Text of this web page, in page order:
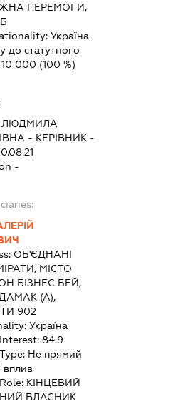
ПЕРЕМОГИ,
Україна
до статутного
10 000 (100 %)
- КЕРІВНИК -
-
ОБ'ЄДНАНІ
МІСТО
БІЗНЕС БЕЙ,
(А),
902
Україна
84.9
Не прямий
вплив
КІНЦЕВИЙ
ВЛАСНИК